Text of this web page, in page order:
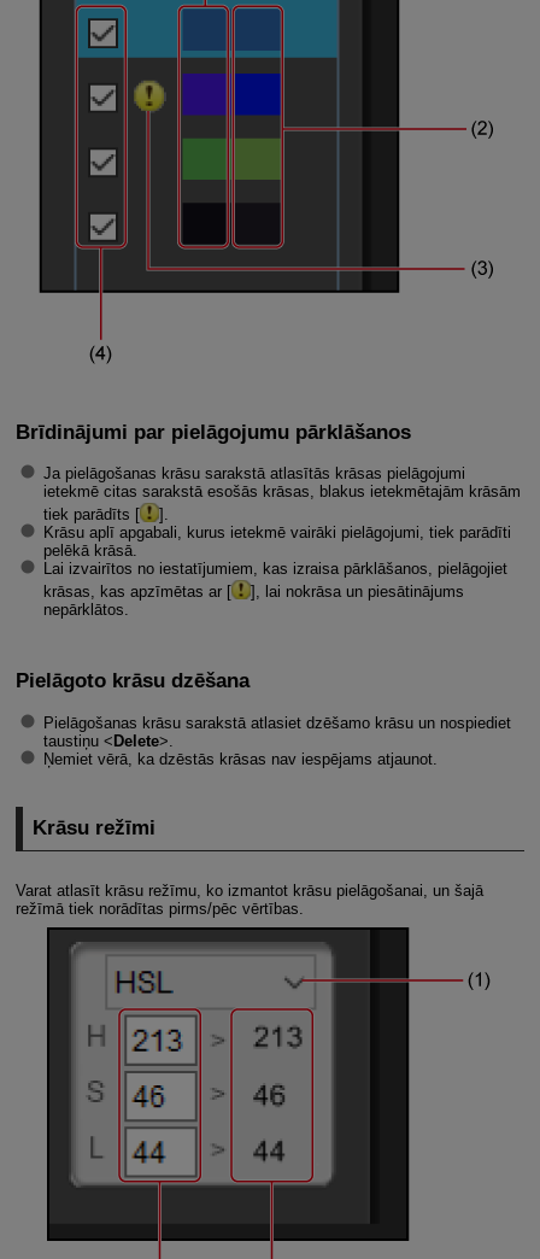
Brīdinājumi par pielāgojumu pārklāšanos
Ja pielāgošanas krāsu sarakstā atlasītās krāsas pielāgojumi
ietekmē citas sarakstā esošās krāsas, blakus ietekmētajām krāsām
tiek parādīts [
].
Krāsu aplī apgabali, kurus ietekmē vairāki pielāgojumi, tiek parādīti
pelēkā krāsā.
Lai izvairītos no iestatījumiem, kas izraisa pārklāšanos, pielāgojiet
krāsas, kas apzīmētas ar [
], lai nokrāsa un piesātinājums
nepārklātos.
Pielāgoto krāsu dzēšana
Pielāgošanas krāsu sarakstā atlasiet dzēšamo krāsu un nospiediet
taustiņu
Delete
Ņemiet vērā, ka dzēstās krāsas nav iespējams atjaunot.
Krāsu režīmi
Varat atlasīt krāsu režīmu, ko izmantot krāsu pielāgošanai, un šajā
režīmā tiek norādītas pirms/pēc vērtības.